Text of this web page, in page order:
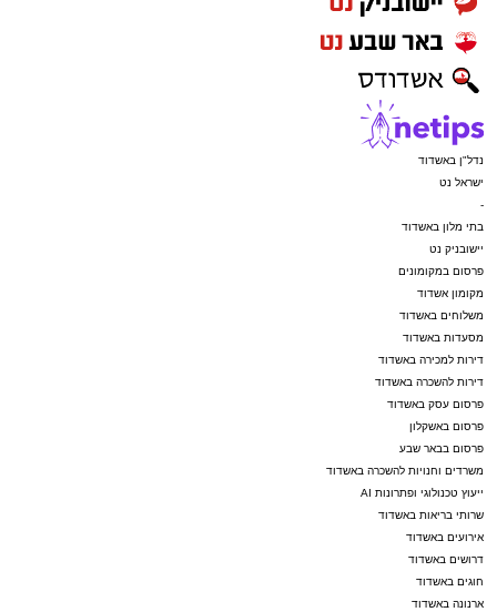
נדל"ן באשדוד
ישראל נט
-
בתי מלון באשדוד
יישובניק נט
פרסום במקומונים
מקומון אשדוד
משלוחים באשדוד
מסעדות באשדוד
דירות למכירה באשדוד
דירות להשכרה באשדוד
פרסום עסק באשדוד
פרסום באשקלון
פרסום בבאר שבע
משרדים וחנויות להשכרה באשדוד
ייעוץ טכנולוגי ופתרונות AI
שרותי בריאות באשדוד
אירועים באשדוד
דרושים באשדוד
חוגים באשדוד
ארנונה באשדוד